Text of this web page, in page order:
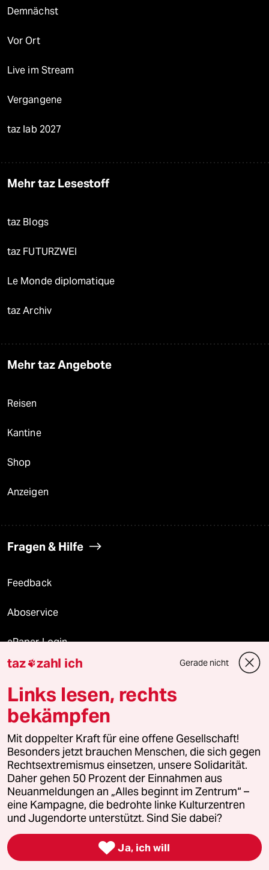
Demnächst
Vor Ort
Live im Stream
Vergangene
taz lab 2027
Mehr taz Lesestoff
taz Blogs
taz FUTURZWEI
Le Monde diplomatique
taz Archiv
Mehr taz Angebote
Reisen
Kantine
Shop
Anzeigen
Fragen & Hilfe
Feedback
Aboservice
ePaper Login
Downloads für Abonnierende
© 2026 taz Verlags und Vertriebs GmbH
Alle Rechte vorbehalten. Bei rechtlichen Fragen oder für Genehmigungen
wenden Sie sich bitte an
lizenzen@taz.de
Feedback Redaktionsstatut Kommune-Richtlinien
Leitlinie Informant Datenschutz Impressum AGB
Seitenwende Einwilligungen widerrufen (Ads)
taz zahl ich Gerade nicht
Links lesen, rechts
bekämpfen
Mit doppelter Kraft für eine offene Gesellschaft!
Besonders jetzt brauchen Menschen, die sich gegen
Rechtsextremismus einsetzen, unsere Solidarität.
Daher gehen 50 Prozent der Einnahmen aus
Neuanmeldungen an „Alles beginnt im Zentrum“ –
eine Kampagne, die bedrohte linke Kulturzentren
und Jugendorte unterstützt. Sind Sie dabei?
 Ja, ich will